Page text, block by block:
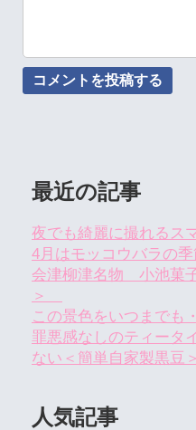
最近の記事
夜でも綺麗に撮れるス
4月はモッコウバラの季
会津柳津名物 小池菓
＞
この景色をいつまでも
罪悪感なしのティータ
ない＜簡単自家製黒豆＞
人気記事